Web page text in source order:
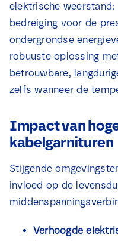
Contact
elektrische
bedreiging voor de
ondergrondse
robuuste oplossing
betrouwbare,
zelfs wanneer de
Impact van
kabelgarnituren
Stijgende
invloed op de
Verhoogde